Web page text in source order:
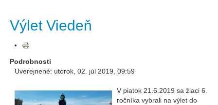
Výlet Viedeň
Podrobnosti
Uverejnené: utorok, 02. júl 2019, 09:59
V piatok 21.6.2019 sa žiaci 6.
ročníka vybrali na výlet do